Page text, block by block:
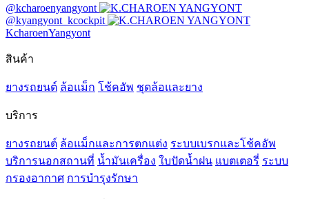
@kcharoenyangyont
@kyangyont_kcockpit
KcharoenYangyont
สินค้า
ยางรถยนต์ ล้อแม็ก โช้คอัพ ชุดล้อและยาง
บริการ
ยางรถยนต์ ล้อแม็กและการตกแต่ง ระบบเบรกและโช้คอัพ
บริการนอกสถานที่ น้ำมันเครื่อง ใบปัดน้ำฝน แบตเตอรี่ ระบบ
กรองอากาศ การบำรุงรักษา